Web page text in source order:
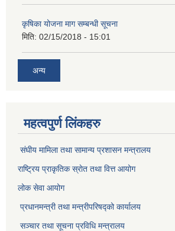
कृषिका योजना माग सम्बन्धी सूचना
मिति: 02/15/2018 - 15:01
अन्य
महत्वपुर्ण लिंकहरु
संघीय मामिला तथा सामान्य प्रशासन मन्त्रालय
राष्ट्रिय प्राकृतिक स्राेत तथा वित्त आयोग
लोक सेवा आयोग
प्रधानमन्त्री तथा मन्त्रीपरिषद्को कार्यालय
सञ्‍चार तथा सूचना प्रविधि मन्त्रालय